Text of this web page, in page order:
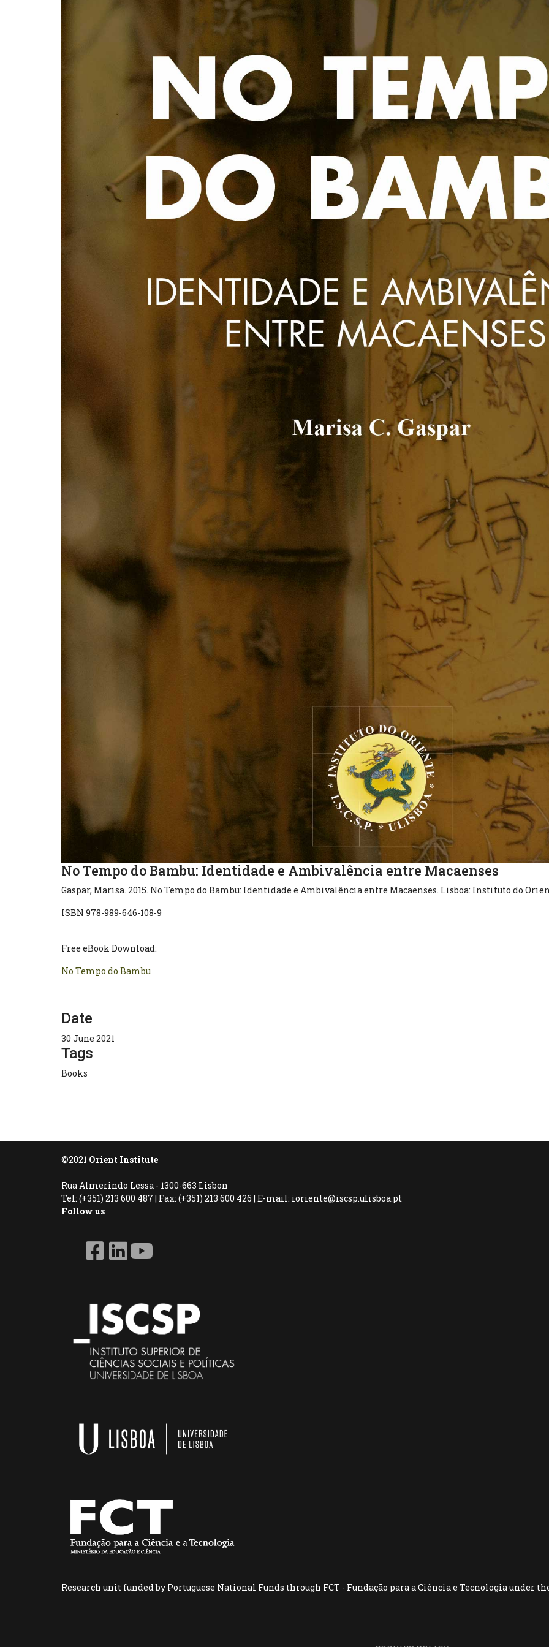
No Tempo do Bambu: Identidade e Ambivalência entre Macaenses
Gaspar, Marisa. 2015. No Tempo do Bambu: Identidade e Ambivalência entre Macaenses. Lisboa: Instituto do
ISBN 978-989-646-108-9
Free eBook Download:
No Tempo do Bambu
Date
30 June 2021
Tags
Books
©2021 Orient Institute
Rua Almerindo Lessa - 1300-663 Lisbon
Tel: (+351) 213 600 487 | Fax: (+351) 213 600 426 | E-mail: ioriente@iscsp.ulisboa.pt
Follow us
Research unit funded by Portuguese National Funds through FCT - Fundação para a Ciência e Tecnologia under